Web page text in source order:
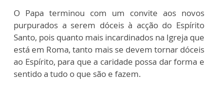
O Papa terminou com um convite aos novos
purpurados a serem dóceis à acção do Espírito
Santo, pois quanto mais incardinados na Igreja que
está em Roma, tanto mais se devem tornar dóceis
ao Espírito, para que a caridade possa dar forma e
sentido a tudo o que são e fazem.